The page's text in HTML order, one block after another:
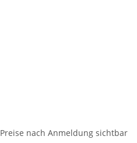
Preise nach Anmeldung sichtbar